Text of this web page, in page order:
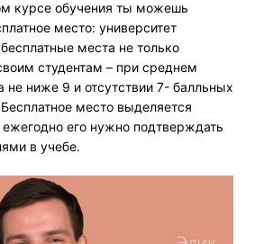
курсе обучения ты можешь
место: университет
места не только
студентам – при среднем
не ниже 9 и отсутствии 7- балльных
место выделяется
его нужно подтверждать
в учебе.